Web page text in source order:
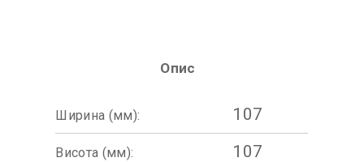
Опис
Ширина (мм): 107
Висота (мм): 107